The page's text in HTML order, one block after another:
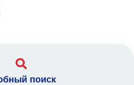
поиск